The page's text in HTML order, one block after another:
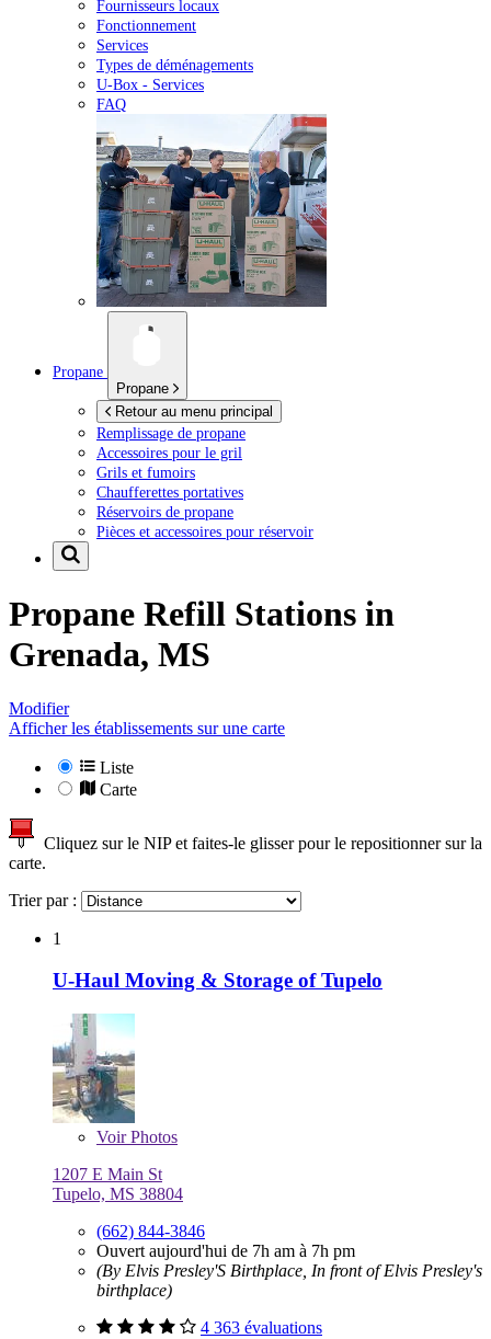
Fournisseurs locaux
Fonctionnement
Services
Types de déménagements
U-Box - Services
FAQ
Propane
Propane
Retour au menu principal
Remplissage de propane
Accessoires pour le gril
Grils et fumoirs
Chaufferettes portatives
Réservoirs de propane
Pièces et accessoires pour réservoir
Propane Refill Stations in
Grenada, MS
Modifier
Afficher les établissements sur une carte
Liste
Carte
Cliquez sur le NIP et faites-le glisser pour le repositionner sur la
carte.
Trier par :
1
U-Haul Moving & Storage of Tupelo
VoirPhotos
1207 E Main St
Tupelo, MS 38804
(662) 844-3846
Ouvert aujourd'hui de 7h am à 7h pm
(By Elvis Presley'S Birthplace, In front of Elvis Presley's
birthplace)
4 363 évaluations